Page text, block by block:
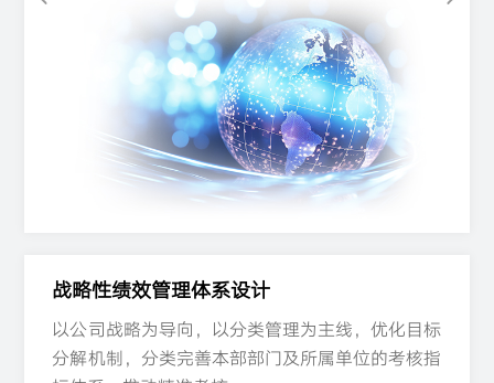
以公司战略为导向，以分类管理为主线，优化目标
分解机制，分类完善本部部门及所属单位的考核指
以公司战略为导向，以分类管理为主线，优化目标
分解机制，分类完善本部部门及所属单位的考核指
战略性绩效管理体系设计
以公司战略为导向，以分类管理为主线，优化目标
分解机制，分类完善本部部门及所属单位的考核指